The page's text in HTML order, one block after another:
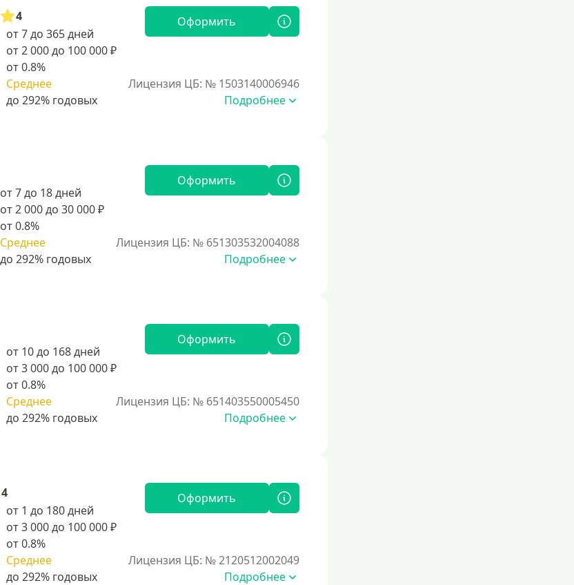
4
от 7 до 365 дней
от 2 000 до 100 000 ₽
от 0.8%
Среднее
Оформить
Лицензия ЦБ: № 1503140006946
Подробнее
от 7 до 18 дней
от 2 000 до 30 000 ₽
от 0.8%
Среднее
Оформить
Лицензия ЦБ: № 651303532004088
Подробнее
от 10 до 168 дней
от 3 000 до 100 000 ₽
от 0.8%
Среднее
Оформить
Лицензия ЦБ: № 651403550005450
Подробнее
4
от 1 до 180 дней
от 3 000 до 100 000 ₽
от 0.8%
Среднее
Оформить
Лицензия ЦБ: № 2120512002049
Подробнее